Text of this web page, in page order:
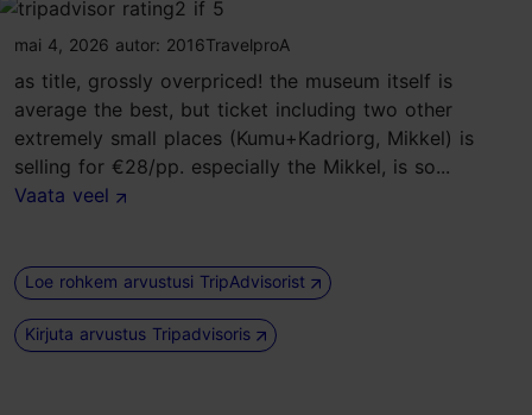
tripadvisor rating 2 of 5
mai 4, 2026 autor: 2016TravelproA
as title, grossly overpriced! the museum itself is
average the best, but ticket including two other
extremely small places (Kumu+Kadriorg, Mikkel) is
selling for €28/pp. especially the Mikkel, is so...
Vaata veel
Loe rohkem arvustusi TripAdvisorist
Kirjuta arvustus Tripadvisoris